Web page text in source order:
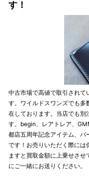
す！
中古市場で高値で取引されて
す。ワイルドスワンズでも多
在しております。当店でも別
す。begin、レアトレア、
都店五周年記念アイテム、バ
です！お売りいただく際には
ますと買取金額に上乗せさ
にご一緒にお送りください。